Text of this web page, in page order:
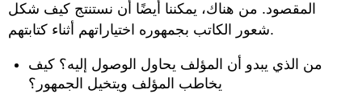
المقصود. من هناك، يمكننا أيضًا أن نستنتج كيف شكل
شعور الكاتب بجمهوره اختياراتهم أثناء كتابتهم.
من الذي يبدو أن المؤلف يحاول الوصول إليه؟ كيف
يخاطب المؤلف ويتخيل الجمهور؟